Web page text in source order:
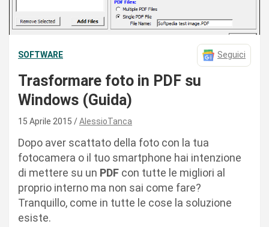
SOFTWARE Seguici
Trasformare foto in PDF su
Windows (Guida)
15 Aprile 2015 AlessioTanca
Dopo aver scattato della foto con la tua
fotocamera o il tuo smartphone hai intenzione
di mettere su un PDF con tutte le migliori al
proprio interno ma non sai come fare?
Tranquillo, come in tutte le cose la soluzione
esiste.